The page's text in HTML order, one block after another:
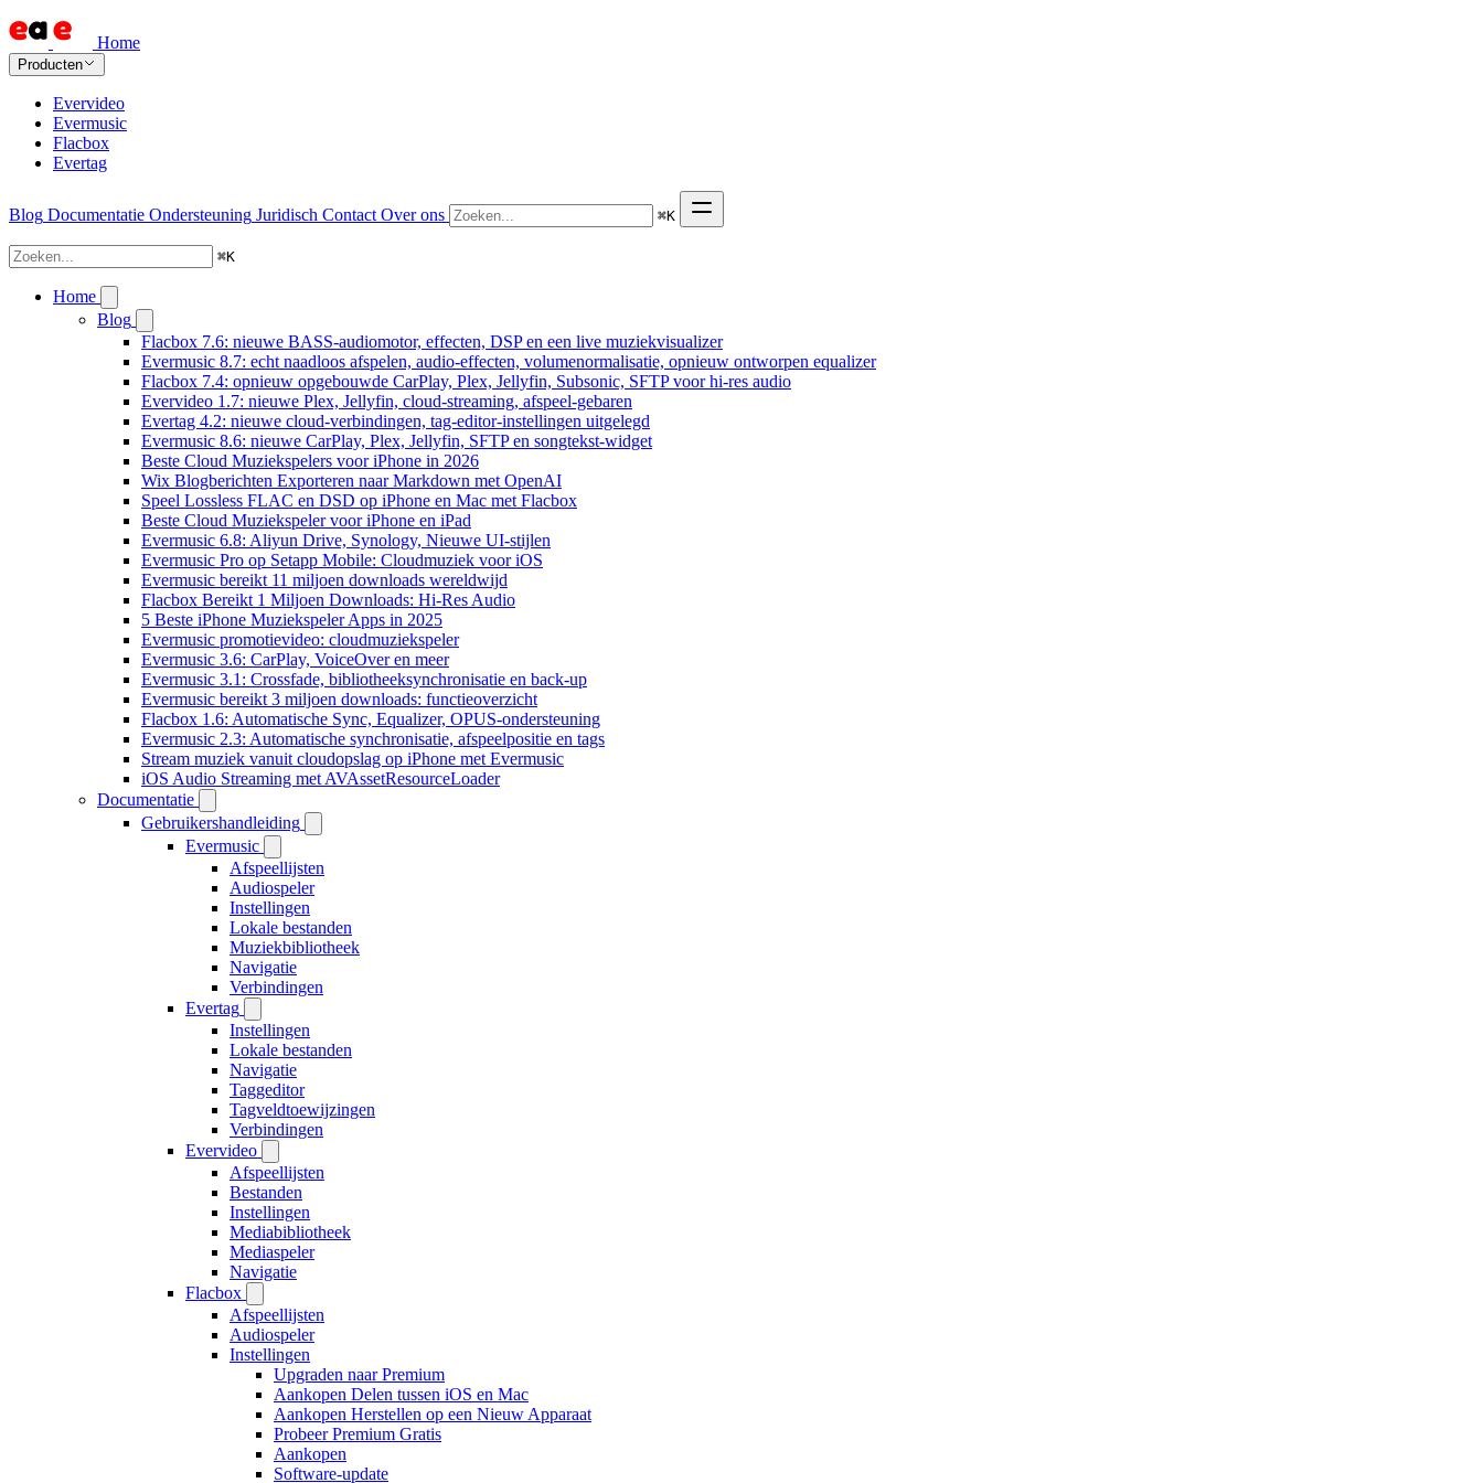
Home
Producten
Evervideo
Evermusic
Flacbox
Evertag
Blog Documentatie Ondersteuning Juridisch Contact Over ons ⌘K
⌘K
Home
Blog
Flacbox 7.6: nieuwe BASS-audiomotor, effecten, DSP en een live muziekvisualizer
Evermusic 8.7: echt naadloos afspelen, audio-effecten, volumenormalisatie, opnieuw ontworpen equalizer
Flacbox 7.4: opnieuw opgebouwde CarPlay, Plex, Jellyfin, Subsonic, SFTP voor hi-res audio
Evervideo 1.7: nieuwe Plex, Jellyfin, cloud-streaming, afspeel-gebaren
Evertag 4.2: nieuwe cloud-verbindingen, tag-editor-instellingen uitgelegd
Evermusic 8.6: nieuwe CarPlay, Plex, Jellyfin, SFTP en songtekst-widget
Beste Cloud Muziekspelers voor iPhone in 2026
Wix Blogberichten Exporteren naar Markdown met OpenAI
Speel Lossless FLAC en DSD op iPhone en Mac met Flacbox
Beste Cloud Muziekspeler voor iPhone en iPad
Evermusic 6.8: Aliyun Drive, Synology, Nieuwe UI-stijlen
Evermusic Pro op Setapp Mobile: Cloudmuziek voor iOS
Evermusic bereikt 11 miljoen downloads wereldwijd
Flacbox Bereikt 1 Miljoen Downloads: Hi-Res Audio
5 Beste iPhone Muziekspeler Apps in 2025
Evermusic promotievideo: cloudmuziekspeler
Evermusic 3.6: CarPlay, VoiceOver en meer
Evermusic 3.1: Crossfade, bibliotheeksynchronisatie en back-up
Evermusic bereikt 3 miljoen downloads: functieoverzicht
Flacbox 1.6: Automatische Sync, Equalizer, OPUS-ondersteuning
Evermusic 2.3: Automatische synchronisatie, afspeelpositie en tags
Stream muziek vanuit cloudopslag op iPhone met Evermusic
iOS Audio Streaming met AVAssetResourceLoader
Documentatie
Gebruikershandleiding
Evermusic
Afspeellijsten
Audiospeler
Instellingen
Lokale bestanden
Muziekbibliotheek
Navigatie
Verbindingen
Evertag
Instellingen
Lokale bestanden
Navigatie
Taggeditor
Tagveldtoewijzingen
Verbindingen
Evervideo
Afspeellijsten
Bestanden
Instellingen
Mediabibliotheek
Mediaspeler
Navigatie
Flacbox
Afspeellijsten
Audiospeler
Instellingen
Upgraden naar Premium
Aankopen Delen tussen iOS en Mac
Aankopen Herstellen op een Nieuw Apparaat
Probeer Premium Gratis
Aankopen
Software-update